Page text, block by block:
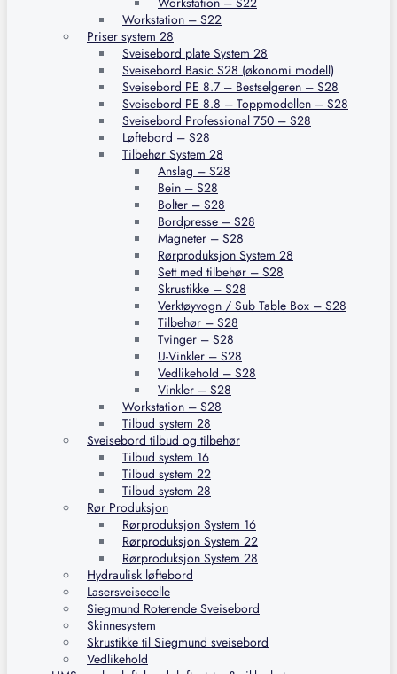
Workstation – S22
Priser system 28
Sveisebord plate System 28
Sveisebord Basic S28 (økonomi modell)
Sveisebord PE 8.7 – Bestselgeren – S28
Sveisebord PE 8.8 – Toppmodellen – S28
Sveisebord Professional 750 – S28
Løftebord – S28
Tilbehør System 28
Anslag – S28
Bein – S28
Bolter – S28
Bordpresse – S28
Magneter – S28
Rørproduksjon System 28
Sett med tilbehør – S28
Skrustikke – S28
Verktøyvogn / Sub Table Box – S28
Tilbehør – S28
Tvinger – S28
U-Vinkler – S28
Vedlikehold – S28
Vinkler – S28
Workstation – S28
Tilbud system 28
Sveisebord tilbud og tilbehør
Tilbud system 16
Tilbud system 22
Tilbud system 28
Rør Produksjon
Rørproduksjon System 16
Rørproduksjon System 22
Rørproduksjon System 28
Hydraulisk løftebord
Lasersveisecelle
Siegmund Roterende Sveisebord
Skinnesystem
Skrustikke til Siegmund sveisebord
Vedlikehold